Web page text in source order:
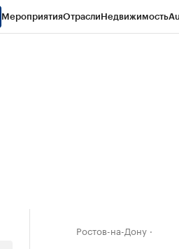
МероприятияОтраслиНедвижимость
Ростов-на-Дону